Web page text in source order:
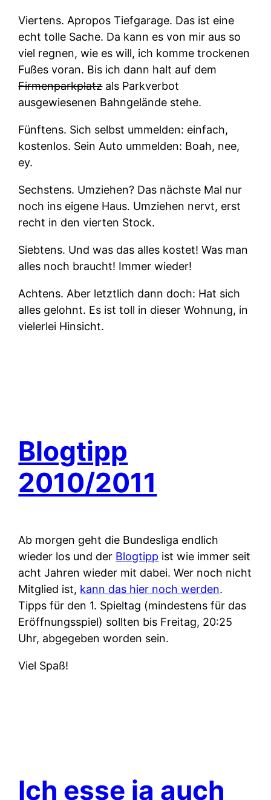
Viertens. Apropos Tiefgarage. Das ist eine
echt tolle Sache. Da kann es von mir aus so
viel regnen, wie es will, ich komme trockenen
Fußes voran. Bis ich dann halt auf dem
Firmenparkplatzals Parkverbot
ausgewiesenen Bahngelände stehe.
Fünftens. Sich selbst ummelden: einfach,
kostenlos. Sein Auto ummelden: Boah, nee,
ey.
Sechstens. Umziehen? Das nächste Mal nur
noch ins eigene Haus. Umziehen nervt, erst
recht in den vierten Stock.
Siebtens. Und was das alles kostet! Was man
alles noch braucht! Immer wieder!
Achtens. Aber letztlich dann doch: Hat sich
alles gelohnt. Es ist toll in dieser Wohnung, in
vielerlei Hinsicht.
Blogtipp
2010/2011
Ab morgen geht die Bundesliga endlich
wieder los und der Blogtipp ist wie immer seit
acht Jahren wieder mit dabei. Wer noch nicht
Mitglied ist, kann das hier noch werden.
Tipps für den 1. Spieltag (mindestens für das
Eröffnungsspiel) sollten bis Freitag, 20:25
Uhr, abgegeben worden sein.
Viel Spaß!
Ich esse ja auch